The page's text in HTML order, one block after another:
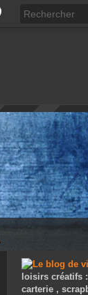
loisirs créatifs
carterie ,